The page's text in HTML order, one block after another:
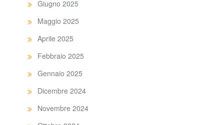
Giugno 2025
Maggio 2025
Aprile 2025
Febbraio 2025
Gennaio 2025
Dicembre 2024
Novembre 2024